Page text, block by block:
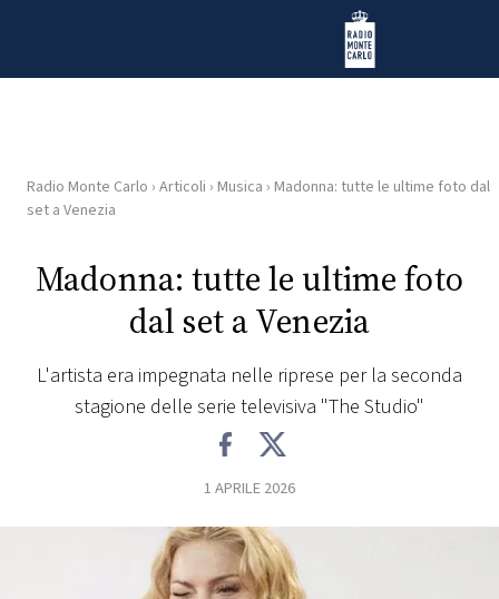
Radio Monte Carlo
HOME
RADIO
PLAYLIST
Radio Monte Carlo › Articoli › Musica › Madonna: tutte le ultime foto dal
set a Venezia
Madonna: tutte le ultime foto
dal set a Venezia
L'artista era impegnata nelle riprese per la seconda
stagione delle serie televisiva "The Studio"
1 APRILE 2026